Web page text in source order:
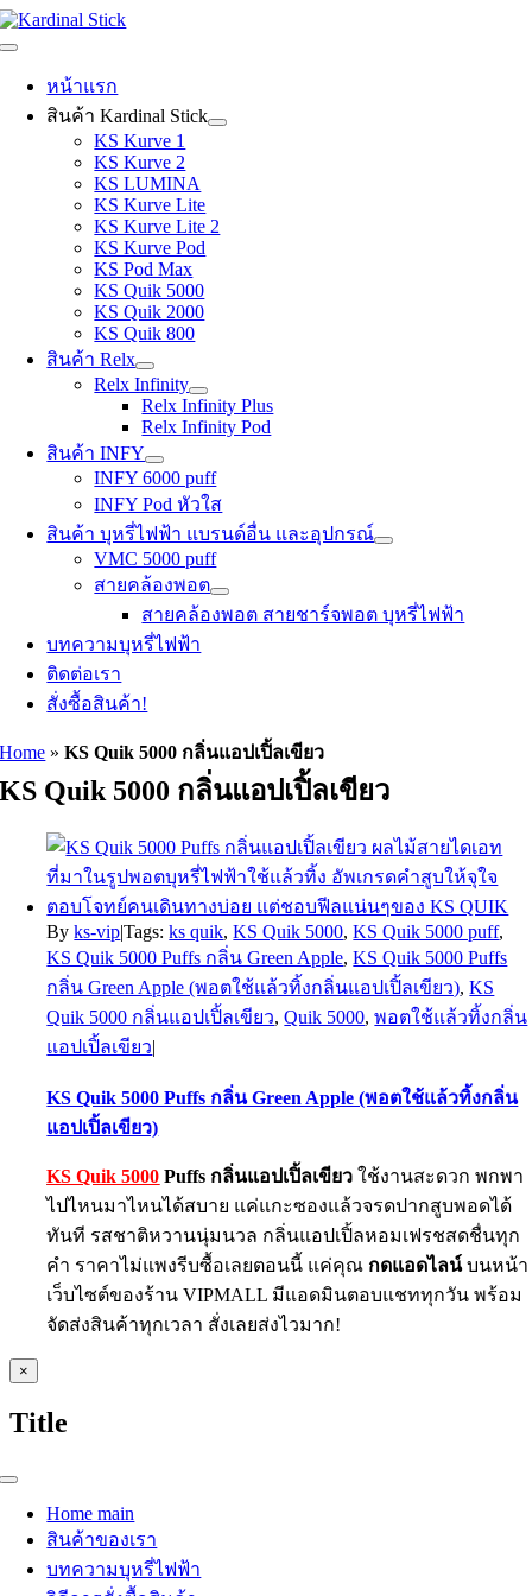
Skip
to
Toggle
Navigation
หน้าแรก
สินค้า Kardinal Stick
KS Kurve 1
KS Kurve 2
KS LUMINA
KS Kurve Lite
KS Kurve Lite 2
KS Kurve Pod
KS Pod Max
KS Quik 5000
KS Quik 2000
KS Quik 800
สินค้า Relx
Relx Infinity
Relx Infinity Plus
Relx Infinity Pod
สินค้า INFY
INFY 6000 puff
INFY Pod หัวใส
สินค้า บุหรี่ไฟฟ้า แบรนด์อื่น และอุปกรณ์
VMC 5000 puff
สายคล้องพอต
สายคล้องพอต สายชาร์จพอต บุหรี่ไฟฟ้า
บทความบุหรี่ไฟฟ้า
ติดต่อเรา
สั่งซื้อสินค้า!
Home »KS Quik 5000 กลิ่นแอปเปิ้ลเขียว
KS Quik 5000 กลิ่นแอปเปิ้ลเขียว
Byks-vip|Tags:ks quik,KS Quik 5000,KS Quik 5000 puff,
KS Quik 5000 Puffs กลิ่น Green Apple,KS Quik 5000 Puffs
กลิ่น Green Apple (พอตใช้แล้วทิ้งกลิ่นแอปเปิ้ลเขียว),KS
Quik 5000 กลิ่นแอปเปิ้ลเขียว,Quik 5000,พอตใช้แล้วทิ้งกลิ่น
แอปเปิ้ลเขียว|
KS Quik 5000 Puffs กลิ่น Green Apple (พอตใช้แล้วทิ้งกลิ่น
แอปเปิ้ลเขียว)
KS Quik 5000 Puffs กลิ่นแอปเปิ้ลเขียว ใช้งานสะดวก พกพา
ไปไหนมาไหนได้สบาย แค่แกะซองแล้วจรดปากสูบพอดได้
ทันที รสชาติหวานนุ่มนวล กลิ่นแอปเปิ้ลหอมเฟรชสดชื่นทุก
คำ ราคาไม่แพงรีบซื้อเลยตอนนี้ แค่คุณ กดแอดไลน์บนหน้า
เว็บไซต์ของร้าน VIPMALL มีแอดมินตอบแชททุกวัน พร้อม
จัดส่งสินค้าทุกเวลา สั่งเลยส่งไวมาก!
Close
product
view
×
Title
Toggle
NavigationHome main
สินค้าของเรา
บทความบุหรี่ไฟฟ้า